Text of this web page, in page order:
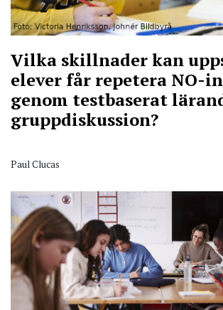
Vilka skillnader kan
elever får repetera NO-
genom testbaserat
gruppdiskussion?
Paul Clucas